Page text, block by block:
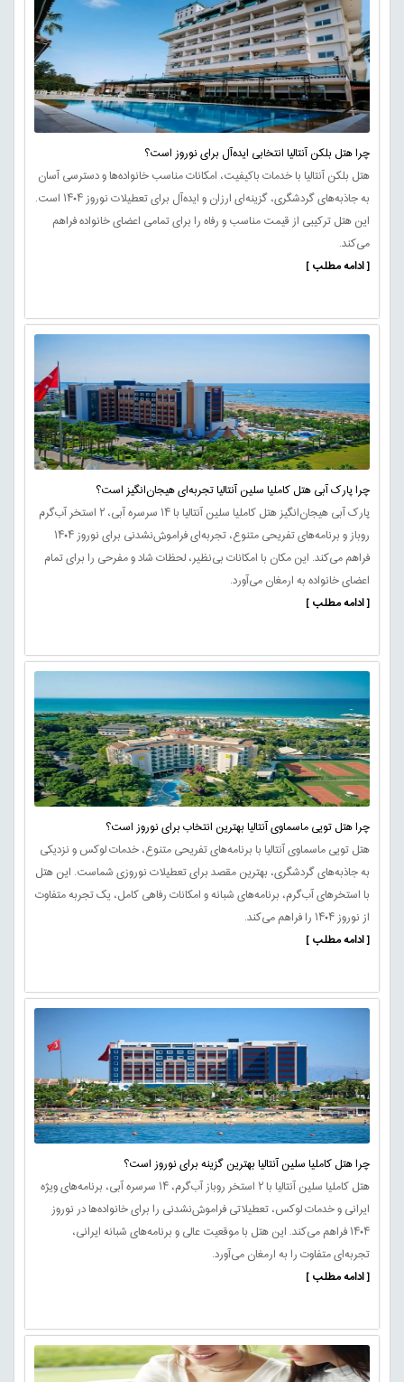
چرا هتل بلکن آنتالیا انتخابی ایده‌آل برای نوروز است؟
هتل بلکن آنتالیا با خدمات باکیفیت، امکانات مناسب خانواده‌ها و دسترسی آسان
به جاذبه‌های گردشگری، گزینه‌ای ارزان و ایده‌آل برای تعطیلات نوروز ۱۴۰۴ است.
این هتل ترکیبی از قیمت مناسب و رفاه را برای تمامی اعضای خانواده فراهم
می‌کند.
[ ادامه مطلب ]
چرا پارک آبی هتل کاملیا سلین آنتالیا تجربه‌ای هیجان‌انگیز است؟
پارک آبی هیجان‌انگیز هتل کاملیا سلین آنتالیا با ۱۴ سرسره آبی، ۲ استخر آب‌گرم
روباز و برنامه‌های تفریحی متنوع، تجربه‌ای فراموش‌نشدنی برای نوروز ۱۴۰۴
فراهم می‌کند. این مکان با امکانات بی‌نظیر، لحظات شاد و مفرحی را برای تمام
اعضای خانواده به ارمغان می‌آورد.
[ ادامه مطلب ]
چرا هتل تویی ماسماوی آنتالیا بهترین انتخاب برای نوروز است؟
هتل تویی ماسماوی آنتالیا با برنامه‌های تفریحی متنوع، خدمات لوکس و نزدیکی
به جاذبه‌های گردشگری، بهترین مقصد برای تعطیلات نوروزی شماست. این هتل
با استخرهای آب‌گرم، برنامه‌های شبانه و امکانات رفاهی کامل، یک تجربه متفاوت
از نوروز ۱۴۰۴ را فراهم می‌کند.
[ ادامه مطلب ]
چرا هتل کاملیا سلین آنتالیا بهترین گزینه برای نوروز است؟
هتل کاملیا سلین آنتالیا با ۲ استخر روباز آب‌گرم، ۱۴ سرسره آبی، برنامه‌های ویژه
ایرانی و خدمات لوکس، تعطیلاتی فراموش‌نشدنی را برای خانواده‌ها در نوروز
۱۴۰۴ فراهم می‌کند. این هتل با موقعیت عالی و برنامه‌های شبانه ایرانی،
تجربه‌ای متفاوت را به ارمغان می‌آورد.
[ ادامه مطلب ]